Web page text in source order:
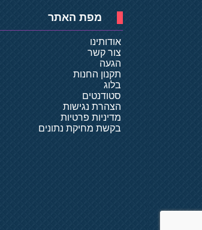
מפת האתר
אודותינו
צור קשר
הגעה
תקנון החנות
בלוג
סטודנטים
הצהרת נגישות
מדיניות פרטיות
בקשת מחיקת נתונים